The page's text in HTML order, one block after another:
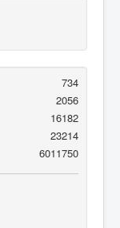
734
2056
16182
23214
6011750